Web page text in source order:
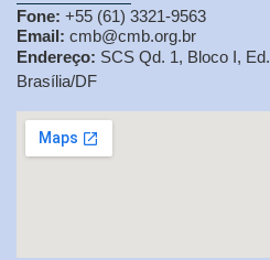
Fone: +55 (61) 3321-9563
Email: cmb@cmb.org.br
Endereço: SCS Qd. 1, Bloco I,
Brasília/DF